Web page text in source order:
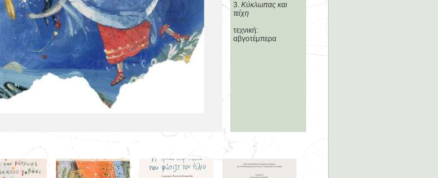
3. Κύκλωπας και
τείχη
τεχνική:
αβγοτέμπερα